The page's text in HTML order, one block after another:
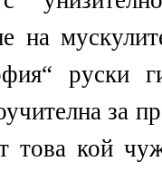
на
руски
за
това кой